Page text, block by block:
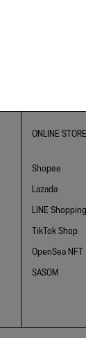
ONLINE
Shopee
Lazada
LINE Shopping
TikTok Shop
OpenSea NFT
SASOM